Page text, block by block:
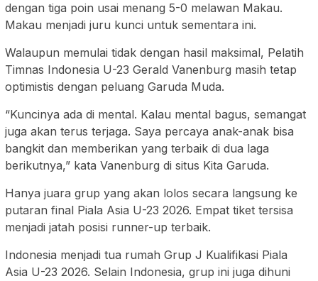
dengan tiga poin usai menang 5-0 melawan Makau.
Makau menjadi juru kunci untuk sementara ini.
Walaupun memulai tidak dengan hasil maksimal, Pelatih
Timnas Indonesia U-23 Gerald Vanenburg masih tetap
optimistis dengan peluang Garuda Muda.
“Kuncinya ada di mental. Kalau mental bagus, semangat
juga akan terus terjaga. Saya percaya anak-anak bisa
bangkit dan memberikan yang terbaik di dua laga
berikutnya,” kata Vanenburg di situs Kita Garuda.
Hanya juara grup yang akan lolos secara langsung ke
putaran final Piala Asia U-23 2026. Empat tiket tersisa
menjadi jatah posisi runner-up terbaik.
Indonesia menjadi tua rumah Grup J Kualifikasi Piala
Asia U-23 2026. Selain Indonesia, grup ini juga dihuni